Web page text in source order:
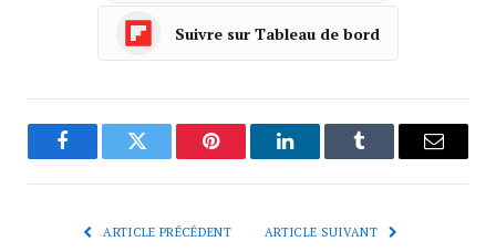
Suivre sur Tableau de bord
FacebookTwitter Pinterest LinkedInTumblr
ARTICLE PRÉCÉDENT ARTICLE SUIVANT